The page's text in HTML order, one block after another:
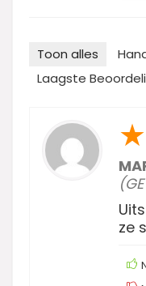
Toon alles
Laagste
★
ze